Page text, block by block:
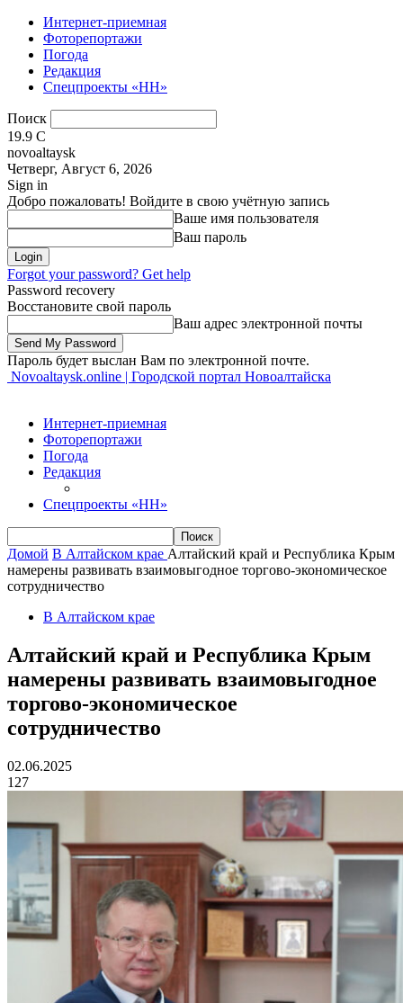
Интернет-приемная
Фоторепортажи
Погода
Редакция
Спецпроекты «НН»
Поиск
19.9 C
novoaltaysk
Четверг, Август 6, 2026
Sign in
Добро пожаловать! Войдите в свою учётную запись
Ваше имя пользователя
Ваш пароль
Forgot your password? Get help
Password recovery
Восстановите свой пароль
Ваш адрес электронной почты
Пароль будет выслан Вам по электронной почте.
Novoaltaysk.online | Городской портал Новоалтайска
Интернет-приемная
Фоторепортажи
Погода
Редакция
Спецпроекты «НН»
Домой В Алтайском крае Алтайский край и Республика Крым
намерены развивать взаимовыгодное торгово-экономическое
сотрудничество
В Алтайском крае
Алтайский край и Республика Крым
намерены развивать взаимовыгодное
торгово-экономическое
сотрудничество
02.06.2025
127